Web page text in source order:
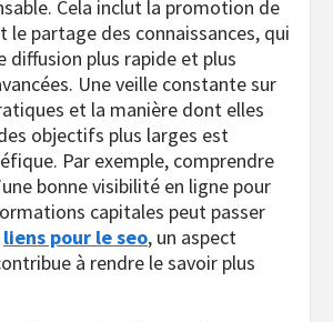
Cela inclut la promotion de
le partage des connaissances, qui
diffusion plus rapide et plus
Une veille constante sur
et la manière dont elles
objectifs plus larges est
Par exemple, comprendre
bonne visibilité en ligne pour
capitales peut passer
liens pour le seo, un aspect
à rendre le savoir plus